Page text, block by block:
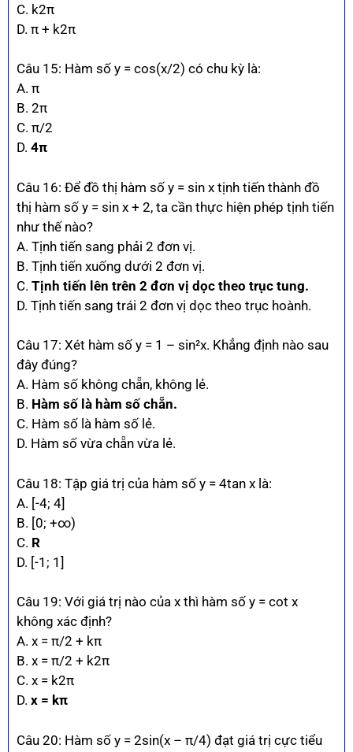
C. k2π
D. π + k2π
Câu 15: Hàm số y = cos(x/2) có chu kỳ là:
A. π
B. 2π
C. π/2
D. 4π
Câu 16: Để đồ thị hàm số y = sin x tịnh tiến thành đồ
thị hàm số y = sin x + 2, ta cần thực hiện phép tịnh tiến
như thế nào?
A. Tịnh tiến sang phải 2 đơn vị.
B. Tịnh tiến xuống dưới 2 đơn vị.
C. Tịnh tiến lên trên 2 đơn vị dọc theo trục tung.
D. Tịnh tiến sang trái 2 đơn vị dọc theo trục hoành.
Câu 17: Xét hàm số y = 1 – sin²x. Khẳng định nào sau
đây đúng?
A. Hàm số không chẵn, không lẻ.
B. Hàm số là hàm số chẵn.
C. Hàm số là hàm số lẻ.
D. Hàm số vừa chẵn vừa lẻ.
Câu 18: Tập giá trị của hàm số y = 4tan x là:
A. [-4; 4]
B. [0; +∞)
C. R
D. [-1; 1]
Câu 19: Với giá trị nào của x thì hàm số y = cot x
không xác định?
A. x = π/2 + kπ
B. x = π/2 + k2π
C. x = k2π
D. x = kπ
Câu 20: Hàm số y = 2sin(x – π/4) đạt giá trị cực tiểu